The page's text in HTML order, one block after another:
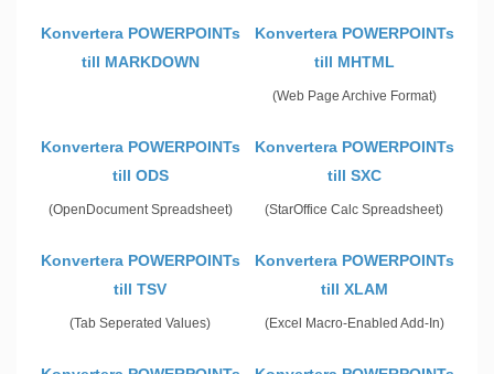
Konvertera POWERPOINTs
till MARKDOWN
Konvertera POWERPOINTs
till MHTML
(Web Page Archive Format)
Konvertera POWERPOINTs
till ODS
(OpenDocument Spreadsheet)
Konvertera POWERPOINTs
till SXC
(StarOffice Calc Spreadsheet)
Konvertera POWERPOINTs
till TSV
(Tab Seperated Values)
Konvertera POWERPOINTs
till XLAM
(Excel Macro-Enabled Add-In)